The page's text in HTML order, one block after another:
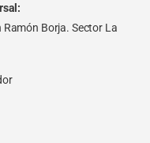
Borja. Sector La